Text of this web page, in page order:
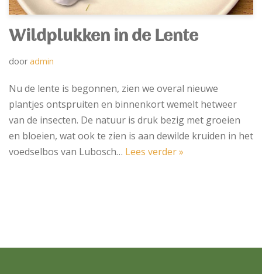
Wildplukken in de Lente
dooradmin
Nu de lente is begonnen, zien we overal nieuwe
plantjes ontspruiten en binnenkort wemelt hetweer
van de insecten. De natuur is druk bezig met groeien
en bloeien, wat ook te zien is aan dewilde kruiden in het
voedselbos van Lubosch… Lees verder »